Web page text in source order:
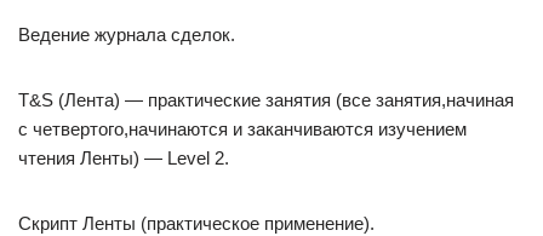
Ведение журнала сделок.
T&S (Лента) — практические занятия (все занятия,начиная
с четвертого,начинаются и заканчиваются изучением
чтения Ленты) — Level 2.
Скрипт Ленты (практическое применение).